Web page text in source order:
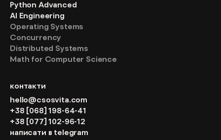
Python Advanced
AI Engineering
Operating Systems
Concurrency
Distributed Systems
Math for Computer Science
контакти
hello@csosvita.com
+38 [068] 198-64-41
+38 [077] 102-96-12
написати в telegram